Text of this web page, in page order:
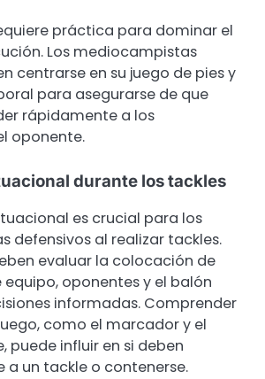
práctica para dominar el
Los mediocampistas
centrarse en su juego de pies y
para asegurarse de que
rápidamente a los
oponente.
durante los tackles
es crucial para los
defensivos al realizar tackles.
evaluar la colocación de
oponentes y el balón
informadas. Comprender
como el marcador y el
puede influir en si deben
un tackle o contenerse.